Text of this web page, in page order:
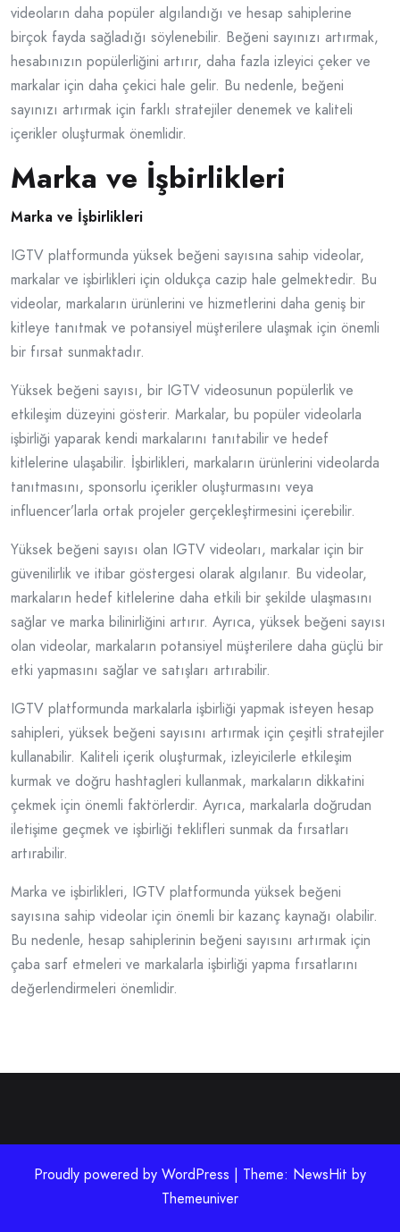
videoların daha popüler algılandığı ve hesap sahiplerine
birçok fayda sağladığı söylenebilir. Beğeni sayınızı artırmak,
hesabınızın popülerliğini artırır, daha fazla izleyici çeker ve
markalar için daha çekici hale gelir. Bu nedenle, beğeni
sayınızı artırmak için farklı stratejiler denemek ve kaliteli
içerikler oluşturmak önemlidir.
Marka ve İşbirlikleri
Marka ve İşbirlikleri
IGTV platformunda yüksek beğeni sayısına sahip videolar,
markalar ve işbirlikleri için oldukça cazip hale gelmektedir. Bu
videolar, markaların ürünlerini ve hizmetlerini daha geniş bir
kitleye tanıtmak ve potansiyel müşterilere ulaşmak için önemli
bir fırsat sunmaktadır.
Yüksek beğeni sayısı, bir IGTV videosunun popülerlik ve
etkileşim düzeyini gösterir. Markalar, bu popüler videolarla
işbirliği yaparak kendi markalarını tanıtabilir ve hedef
kitlelerine ulaşabilir. İşbirlikleri, markaların ürünlerini videolarda
tanıtmasını, sponsorlu içerikler oluşturmasını veya
influencer’larla ortak projeler gerçekleştirmesini içerebilir.
Yüksek beğeni sayısı olan IGTV videoları, markalar için bir
güvenilirlik ve itibar göstergesi olarak algılanır. Bu videolar,
markaların hedef kitlelerine daha etkili bir şekilde ulaşmasını
sağlar ve marka bilinirliğini artırır. Ayrıca, yüksek beğeni sayısı
olan videolar, markaların potansiyel müşterilere daha güçlü bir
etki yapmasını sağlar ve satışları artırabilir.
IGTV platformunda markalarla işbirliği yapmak isteyen hesap
sahipleri, yüksek beğeni sayısını artırmak için çeşitli stratejiler
kullanabilir. Kaliteli içerik oluşturmak, izleyicilerle etkileşim
kurmak ve doğru hashtagleri kullanmak, markaların dikkatini
çekmek için önemli faktörlerdir. Ayrıca, markalarla doğrudan
iletişime geçmek ve işbirliği teklifleri sunmak da fırsatları
artırabilir.
Marka ve işbirlikleri, IGTV platformunda yüksek beğeni
sayısına sahip videolar için önemli bir kazanç kaynağı olabilir.
Bu nedenle, hesap sahiplerinin beğeni sayısını artırmak için
çaba sarf etmeleri ve markalarla işbirliği yapma fırsatlarını
değerlendirmeleri önemlidir.
Proudly powered by WordPress | Theme: NewsHit by
Themeuniver